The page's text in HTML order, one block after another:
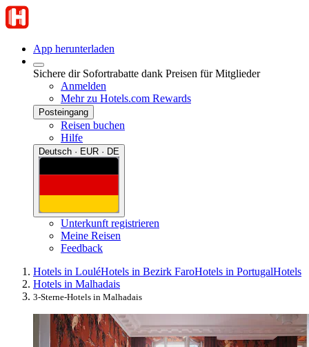
App herunterladen
Sichere dir Sofortrabatte dank Preisen für Mitglieder
Anmelden
Mehr zu Hotels.com Rewards
Posteingang
Reisen buchen
Hilfe
Deutsch · EUR · DE
Unterkunft registrieren
Meine Reisen
Feedback
Hotels in LouléHotels in Bezirk FaroHotels in PortugalHotels
Hotels in Malhadais
3-Sterne-Hotels in Malhadais